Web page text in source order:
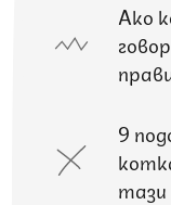
Ако
9
тази